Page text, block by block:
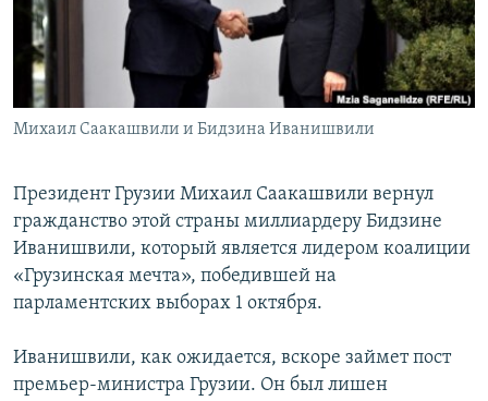
Հայերեն
English
Русский
Михаил Саакашвили и Бидзина Иванишвили
Президент Грузии Михаил Саакашвили вернул
гражданство этой страны миллиардеру Бидзине
Иванишвили, который является лидером коалиции
«Грузинская мечта», победившей на
парламентских выборах 1 октября.
Иванишвили, как ожидается, вскоре займет пост
премьер-министра Грузии. Он был лишен